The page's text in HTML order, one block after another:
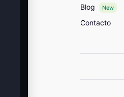
Blog
New
Contacto